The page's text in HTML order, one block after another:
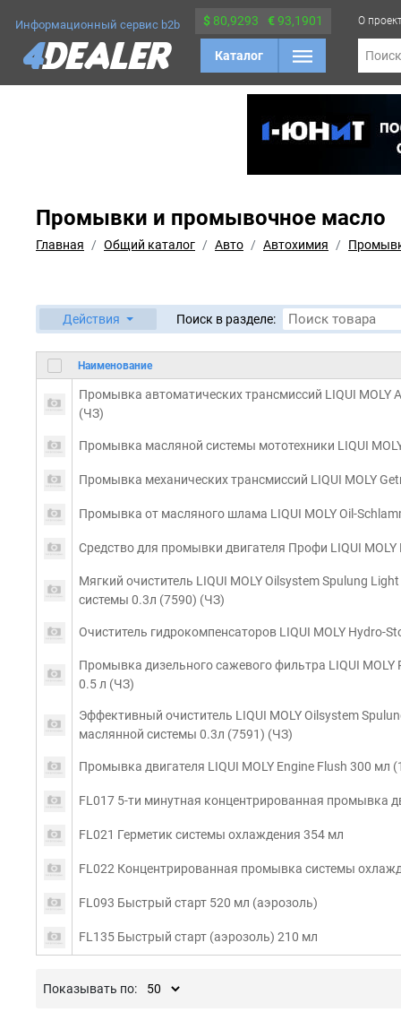
Информационный сервис b2b $ 80,9293 €93,1901
Каталог
О
Поиск
Промывки и промывочное масло
Главная Общий каталог Авто Автохимия
Действия Поиск в разделе:
Наименование
Промывка автоматических трансмиссий LIQUI MOLY
(ЧЗ)
Промывка масляной системы мототехники LIQUI
Промывка механических трансмиссий LIQUI MOLY
Промывка от масляного шлама LIQUI MOLY Oil-
Средство для промывки двигателя Профи LIQUI
Мягкий очиститель LIQUI MOLY Oilsystem Spulung
системы 0.3л (7590) (ЧЗ)
Очиститель гидрокомпенсаторов LIQUI MOLY Hydro-
Промывка дизельного сажевого фильтра LIQUI MOLY
0.5 л (ЧЗ)
Эффективный очиститель LIQUI MOLY Oilsystem
маслянной системы 0.3л (7591) (ЧЗ)
Промывка двигателя LIQUI MOLY Engine Flush 300 мл
FL017 5-ти минутная концентрированная промывка
FL021 Герметик системы охлаждения 354 мл
FL022 Концентрированная промывка системы
FL093 Быстрый старт 520 мл (аэрозоль)
FL135 Быстрый старт (аэрозоль) 210 мл
Показывать по: